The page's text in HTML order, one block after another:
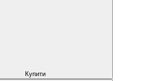
Купити